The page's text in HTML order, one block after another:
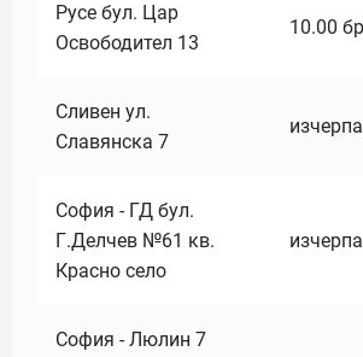
Русе бул. Цар
Освободител 13
10.00
Сливен ул.
Славянска 7
София - ГД бул.
Г.Делчев №61 кв.
Красно село
София - Люлин 7